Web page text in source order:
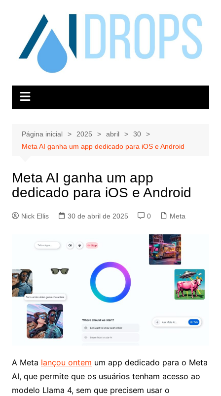
conteúdo
Página inicial 2025 abril
30
Meta AI ganha um app dedicado para iOS e Android
Meta AI ganha um app
dedicado para iOS e Android
Nick Ellis 30 de abril de 2025 0 Meta
A Meta lançou ontem um app dedicado para o Meta
AI, que permite que os usuários tenham acesso ao
modelo Llama 4, sem que precisem usar o